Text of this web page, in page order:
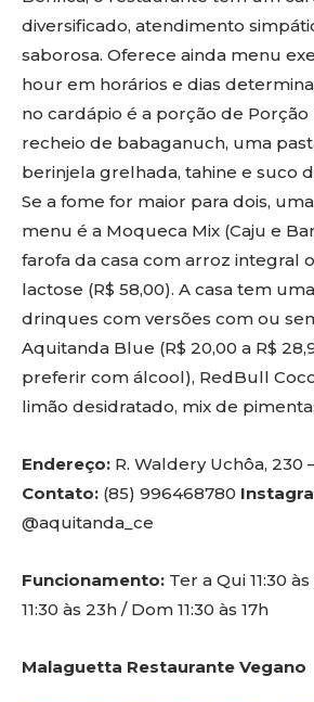
diversificado, atendimento
saborosa. Oferece ainda menu
hour em horários e dias
no cardápio é a porção de
recheio de babaganuch, uma
berinjela grelhada, tahine e suco
Se a fome for maior para dois,
menu é a Moqueca Mix (Caju e
farofa da casa com arroz integral
lactose (R$ 58,00). A casa tem
drinques com versões com ou
Aquitanda Blue (R$ 20,00 a R$
preferir com álcool), RedBull
limão desidratado, mix de
Endereço: R. Waldery Uchôa, 230
Contato: (85) 996468780
@aquitanda_ce
Funcionamento: Ter a Qui 11:30
11:30 às 23h / Dom 11:30 às 17h
Malaguetta Restaurante Vegano